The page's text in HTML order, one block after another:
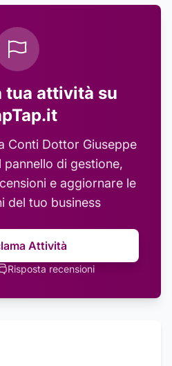
tua attività su
Conti Dottor Giuseppe
di gestione,
e aggiornare le
del tuo business
Attività
Risposta recensioni